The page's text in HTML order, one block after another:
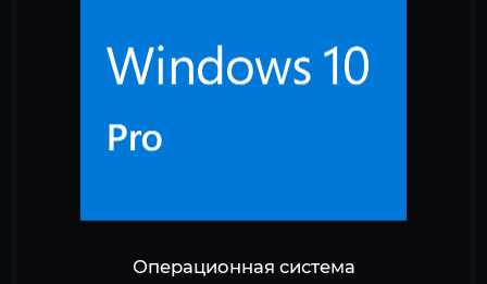
Операционная система